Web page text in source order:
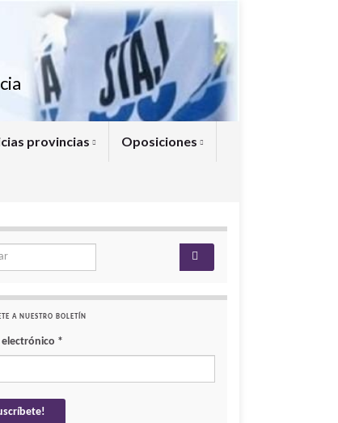
provincias Oposiciones
A NUESTRO BOLETÍN
electrónico *